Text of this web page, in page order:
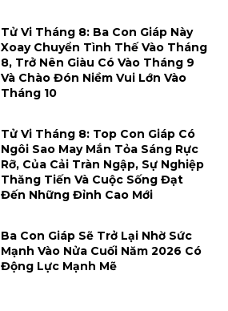
Tử Vi Tháng 8: Ba Con Giáp Này
Xoay Chuyển Tình Thế Vào Tháng
8, Trở Nên Giàu Có Vào Tháng 9
Và Chào Đón Niềm Vui Lớn Vào
Tháng 10
Tử Vi Tháng 8: Top Con Giáp Có
Ngôi Sao May Mắn Tỏa Sáng Rực
Rỡ, Của Cải Tràn Ngập, Sự Nghiệp
Thăng Tiến Và Cuộc Sống Đạt
Đến Những Đỉnh Cao Mới
Ba Con Giáp Sẽ Trở Lại Nhờ Sức
Mạnh Vào Nửa Cuối Năm 2026 Có
Động Lực Mạnh Mẽ